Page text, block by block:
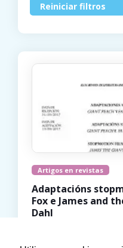
Reiniciar filtros
Artigos en revistas
Adaptacións
Fox e James and
Dahl